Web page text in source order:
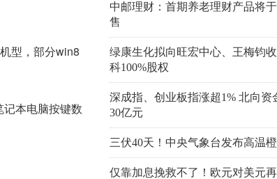
型，部分win8
本电脑按键数
中邮理财：首期养老理财产品将
售
绿康生化拟向旺宏中心、王梅钧
科100%股权
深成指、创业板指涨超1% 北向资
30亿元
三伏40天！中央气象台发布高温
仅靠加息挽救不了！欧元对美元